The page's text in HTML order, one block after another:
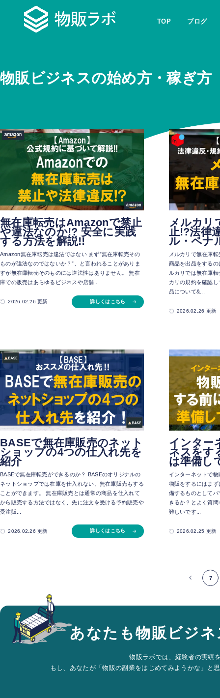
TOP ブログ
物販ビジネスの始め方・稼ぎ方
無在庫転売はAmazonで禁止
や違法なのか!? 安全に実践
する方法を解説!!
Amazon無在庫転売は違法ではない まず”無在庫転売その
ものが違法なのではないか？”、と言われることがありま
すが無在庫転売そのものには違法性はありません。 無在
庫での販売はあらゆるビジネスや店舗...
2026.02.26 更新 詳しくはこちら
メルカリ
止!?法律
ル・ペナ
メルカリで無在庫
商品を出品をする
ルカリでは無在庫
カリの規約を確認
品について&...
2026.02.26 更新
BASEで無在庫販売のネット
ショップの4つの仕入れ先を
紹介
BASEで無在庫転売ができるのか？ BASEのオリジナルの
ネットショップでは在庫を仕入れない、無在庫販売もする
ことができます。 無在庫販売とは通常の商品を仕入れて
から販売する方法ではなく、先に注文を受ける予約販売や
受注販...
2026.02.26 更新 詳しくはこちら
インター
ネスをす
は準備し
インターネットで
物販をするにはま
備するものとして
きるか？とよく質
難しいです...
2026.02.25 更新
7
あなたも物販ビジ
物販ラボでは、経験者の実績
もし、あなたが「物販の副業をはじめてみようかな」と